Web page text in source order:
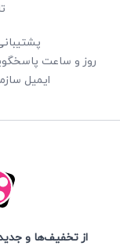
پشتیبانی و
روز و ساعت پاسخگویی:
ایمیل
از تخفیف‌ها و